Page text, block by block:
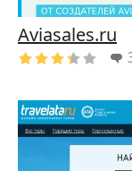
Aviasales.ru